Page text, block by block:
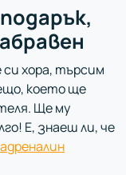
хора, търсим
което ще
Ще му
Е, знаеш ли, че
адреналин